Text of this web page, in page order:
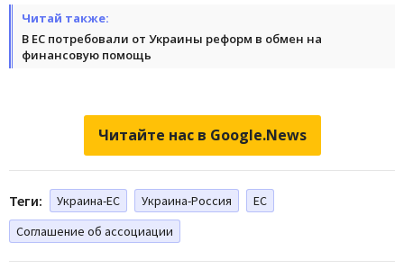
Читай также:
В ЕС потребовали от Украины реформ в обмен на
финансовую помощь
Читайте нас в Google.News
Теги: Украина-ЕС Украина-Россия
ЕС
Соглашение об ассоциации